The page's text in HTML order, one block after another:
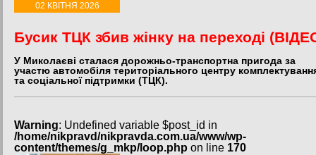
02 КВІТНЯ 2026
Бусик ТЦК збив жінку на переході
У Миколаєві сталася дорожньо-транспортна пригода за
участю автомобіля територіального центру
та соціальної підтримки (ТЦК).
Warning: Undefined variable $post_id in
/home/nikpravd/nikpravda.com.ua/www/wp-
content/themes/g_mkp/loop.php on line 170